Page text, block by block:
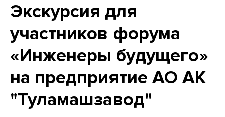
Экскурсия для
участников форума
«Инженеры будущего»
на предприятие АО АК
"Туламашзавод"